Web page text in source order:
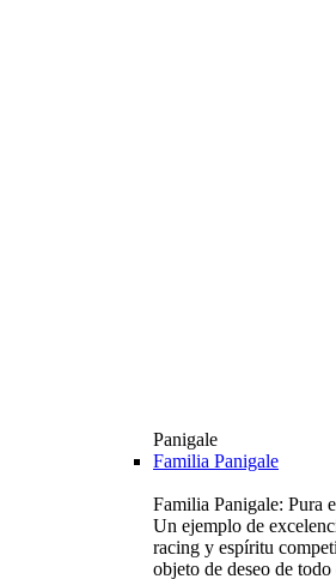
Panigale
Familia Panigale
Familia Panigale: Pura
Un ejemplo de
racing y espíritu
objeto de deseo de todo